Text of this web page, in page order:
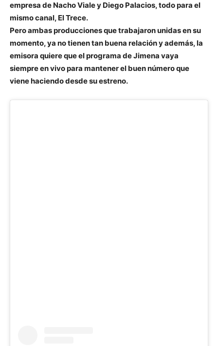
empresa de Nacho Viale y Diego Palacios, todo para el
mismo canal, El Trece.
Pero ambas producciones que trabajaron unidas en su
momento, ya no tienen tan buena relación y además, la
emisora quiere que el programa de Jimena vaya
siempre en vivo para mantener el buen número que
viene haciendo desde su estreno.